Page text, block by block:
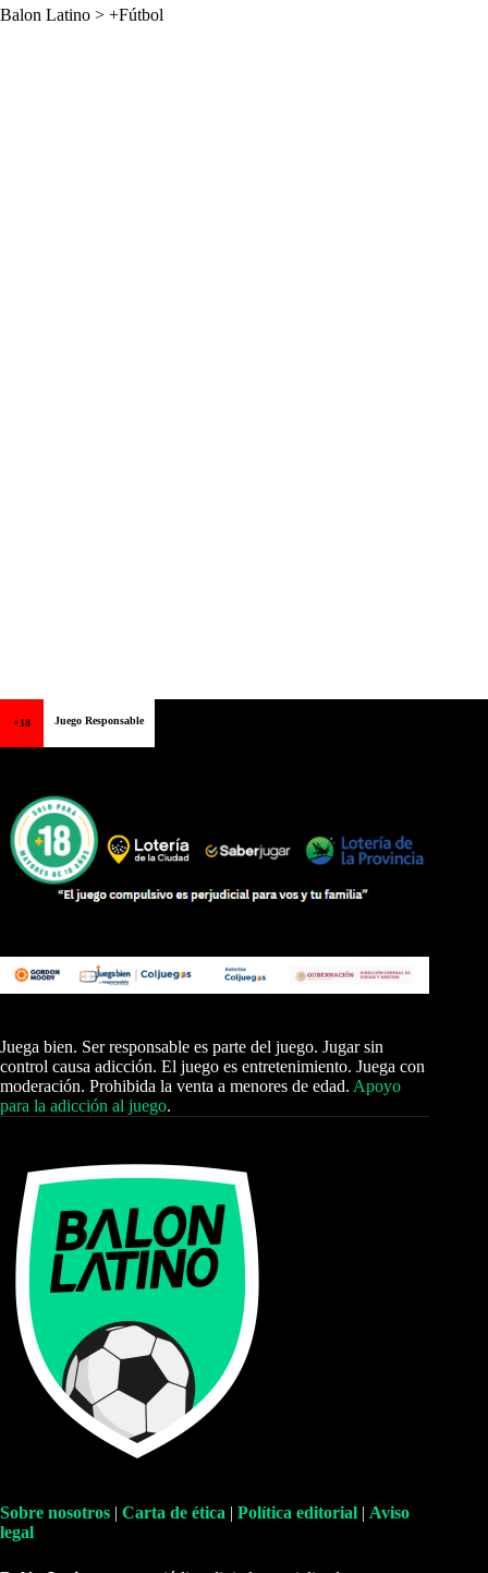
Balon Latino > +Fútbol
+18 Juego Responsable
Juega bien. Ser responsable es parte del juego. Jugar sin
control causa adicción. El juego es entretenimiento. Juega con
moderación. Prohibida la venta a menores de edad. Apoyo
para la adicción al juego.
Sobre nosotros | Carta de ética | Política editorial | Aviso
legal